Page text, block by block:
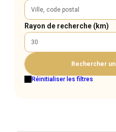
Rayon de recherche (km)
Rechercher
Réinitialiser les filtres